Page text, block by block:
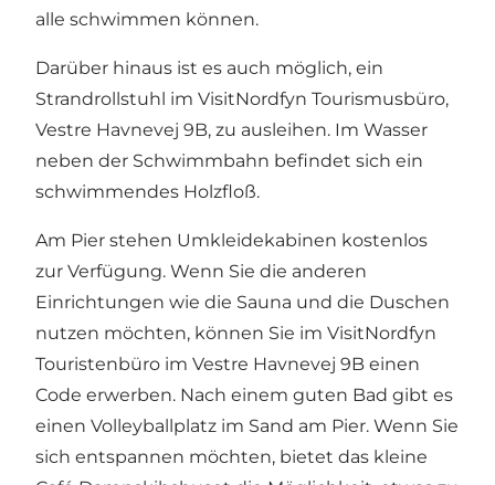
alle schwimmen können.
Darüber hinaus ist es auch möglich, ein
Strandrollstuhl im VisitNordfyn Tourismusbüro,
Vestre Havnevej 9B, zu ausleihen. Im Wasser
neben der Schwimmbahn befindet sich ein
schwimmendes Holzfloß.
Am Pier stehen Umkleidekabinen kostenlos
zur Verfügung. Wenn Sie die anderen
Einrichtungen wie die Sauna und die Duschen
nutzen möchten, können Sie im VisitNordfyn
Touristenbüro im Vestre Havnevej 9B einen
Code erwerben. Nach einem guten Bad gibt es
einen Volleyballplatz im Sand am Pier. Wenn Sie
sich entspannen möchten, bietet das kleine